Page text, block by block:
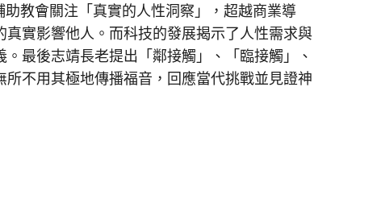
教會關注「真實的人性洞察」，超越商業導
實影響他人。而科技的發展揭示了人性需求與
最後志靖長老提出「鄰接觸」、「臨接觸」、
所不用其極地傳播福音，回應當代挑戰並見證神